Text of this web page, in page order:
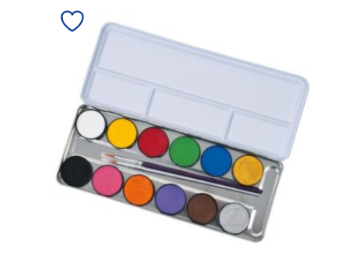
auf.
auf
der
Produktseite
gewählt
werden